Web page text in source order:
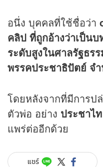
อนึ่ง บุคคลที่ใช้ชื่อว่า
คลิป ที่ถูกอ้างว่าเป็น
ระดับสูงในศาลรัฐธ
พรรคประชาธิปัตย์ จ
โดยหลังจากที่มีการป
ตัวพ่อ อย่าง ประชาไ
แพร่ต่ออีกด้วย
แชร์